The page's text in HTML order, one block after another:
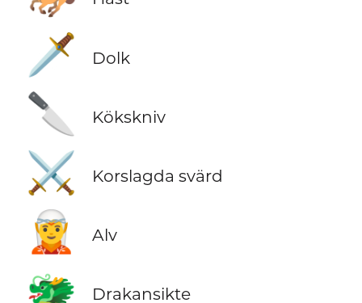
🗡️ Dolk
🔪 Kökskniv
⚔️ Korslagda svärd
🧝 Alv
🐲 Drakansikte